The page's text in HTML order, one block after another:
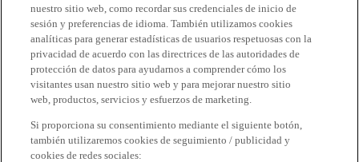
nuestro sitio web, como recordar sus credenciales de inicio de
sesión y preferencias de idioma. También utilizamos cookies
analíticas para generar estadísticas de usuarios respetuosas con la
privacidad de acuerdo con las directrices de las autoridades de
protección de datos para ayudarnos a comprender cómo los
visitantes usan nuestro sitio web y para mejorar nuestro sitio
web, productos, servicios y esfuerzos de marketing.
Si proporciona su consentimiento mediante el siguiente botón,
también utilizaremos cookies de seguimiento / publicidad y
cookies de redes sociales: